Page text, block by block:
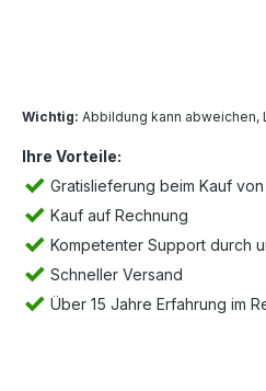
Wichtig: Abbildung kann abweichen,
Ihre Vorteile:
Gratislieferung beim Kauf
Kauf auf Rechnung
Kompetenter Support durch
Schneller Versand
Über 15 Jahre Erfahrung im